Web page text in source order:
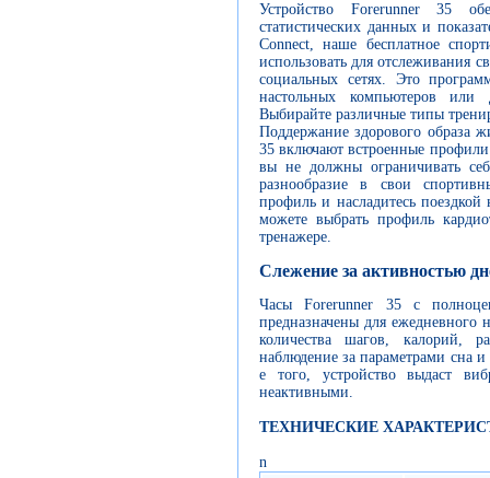
Устройство Forerunner 35
статистических данных и
Connect, наше бесплатное
использовать для отслеживания
социальных сетях. Это
настольных компьютеров
Выбирайте различные типы
Поддержание здорового образа
35 включают встроенные
вы не должны ограничивать
разнообразие в свои
профиль и насладитесь
можете выбрать профиль
тренажере.
Слежение за активностью
Часы Forerunner 35 с
предназначены для
количества шагов, калорий,
наблюдение за параметрами сна
е того, устройство выдаст
неактивными.
ТЕХНИЧЕСКИЕ
n